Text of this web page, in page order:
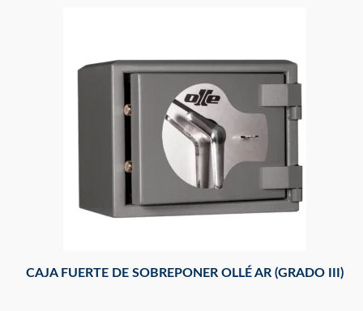
CAJA FUERTE DE SOBREPONER OLLÉ AR (GRADO III)